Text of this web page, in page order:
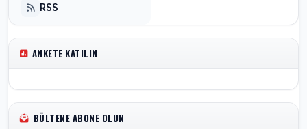
RSS
ANKETE KATILIN
BÜLTENE ABONE OLUN